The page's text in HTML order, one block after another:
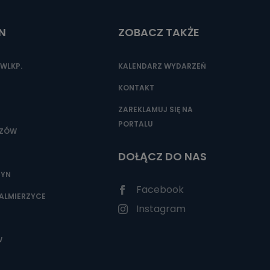
ze
ZOBACZ TAKŻE
KALENDARZ WYDARZEŃ
KONTAKT
ZAREKLAMUJ SIĘ NA
PORTALU
DOŁĄCZ DO NAS
Facebook
Instagram